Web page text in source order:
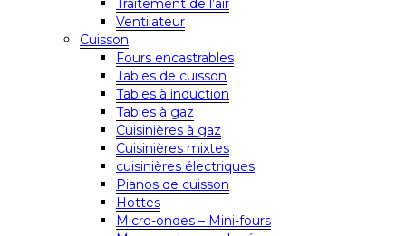
Traitement de l’air
Ventilateur
Cuisson
Fours encastrables
Tables de cuisson
Tables à induction
Tables à gaz
Cuisinières à gaz
Cuisinières mixtes
cuisinières électriques
Pianos de cuisson
Hottes
Micro-ondes – Mini-fours